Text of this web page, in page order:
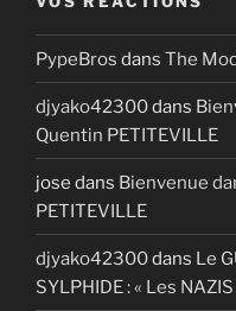
PypeBros dans The
djyako42300dans
Quentin PETITEVILLE
jose dans Bienvenue
PETITEVILLE
djyako42300dans Le
SYLPHIDE : « Les